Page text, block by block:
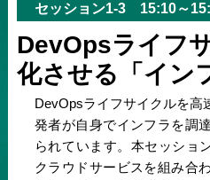
セッション1-3 15:10～
DevOpsライフ
化させる「イン
DevOpsライフサイクルを高
発者が自身でインフラを調
られています。本セッショ
クラウドサービスを組み合